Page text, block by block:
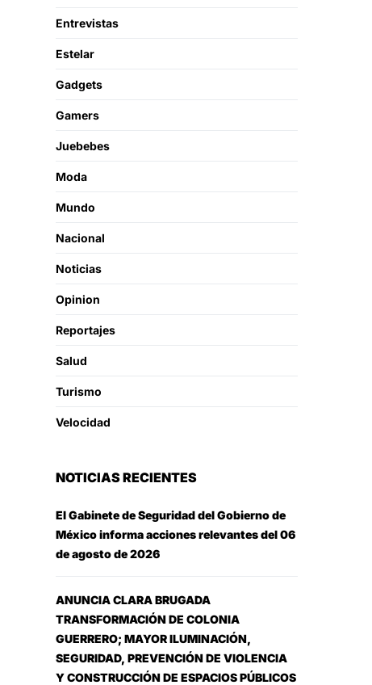
Entrevistas
Estelar
Gadgets
Gamers
Juebebes
Moda
Mundo
Nacional
Noticias
Opinion
Reportajes
Salud
Turismo
Velocidad
NOTICIAS RECIENTES
El Gabinete de Seguridad del Gobierno de
México informa acciones relevantes del 06
de agosto de 2026
ANUNCIA CLARA BRUGADA
TRANSFORMACIÓN DE COLONIA
GUERRERO; MAYOR ILUMINACIÓN,
SEGURIDAD, PREVENCIÓN DE VIOLENCIA
Y CONSTRUCCIÓN DE ESPACIOS PÚBLICOS